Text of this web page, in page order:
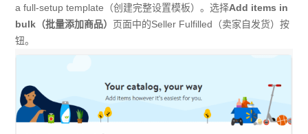
a full-setup template（创建完整设置模板）。选择Add items in
bulk（批量添加商品） 页面中的Seller Fulfilled（卖家自发货）按
钮。